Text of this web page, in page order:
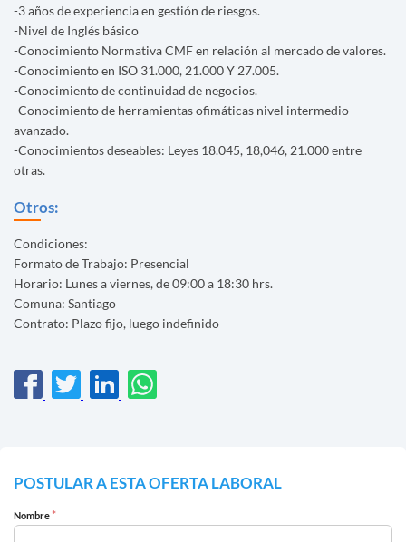
-3 años de experiencia en gestión de riesgos.
-Nivel de Inglés básico
-Conocimiento Normativa CMF en relación al mercado de valores.
-Conocimiento en ISO 31.000, 21.000 Y 27.005.
-Conocimiento de continuidad de negocios.
-Conocimiento de herramientas ofimáticas nivel intermedio
avanzado.
-Conocimientos deseables: Leyes 18.045, 18,046, 21.000 entre
otras.
Otros:
Condiciones:
Formato de Trabajo: Presencial
Horario: Lunes a viernes, de 09:00 a 18:30 hrs.
Comuna: Santiago
Contrato: Plazo fijo, luego indefinido
POSTULAR A ESTA OFERTA LABORAL
Nombre *